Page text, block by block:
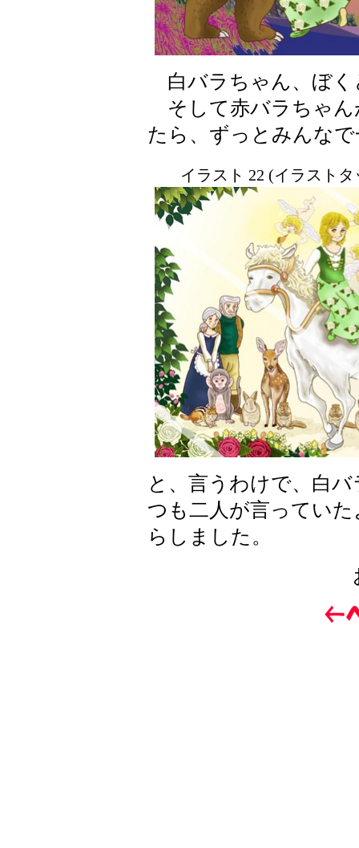
白バラちゃん、ぼく
そして赤バラちゃん
たら、ずっとみんな
イラスト 22 (イラスト
と、言うわけで、白
つも二人が言ってい
らしました。